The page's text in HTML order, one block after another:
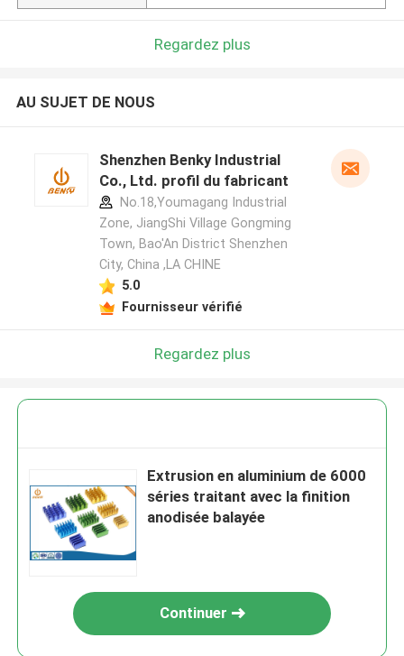
Regardez plus
AU SUJET DE NOUS
Shenzhen Benky Industrial
Co., Ltd. profil du fabricant
No.18,Youmagang Industrial
Zone, JiangShi Village Gongming
Town, Bao'An District Shenzhen
City, China ,LA CHINE
5.0
Fournisseur vérifié
Regardez plus
Extrusion en aluminium de 6000
séries traitant avec la finition
anodisée balayée
Continuer